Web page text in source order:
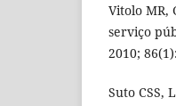
Vitolo MR,
serviço
2010;
Suto CSS,